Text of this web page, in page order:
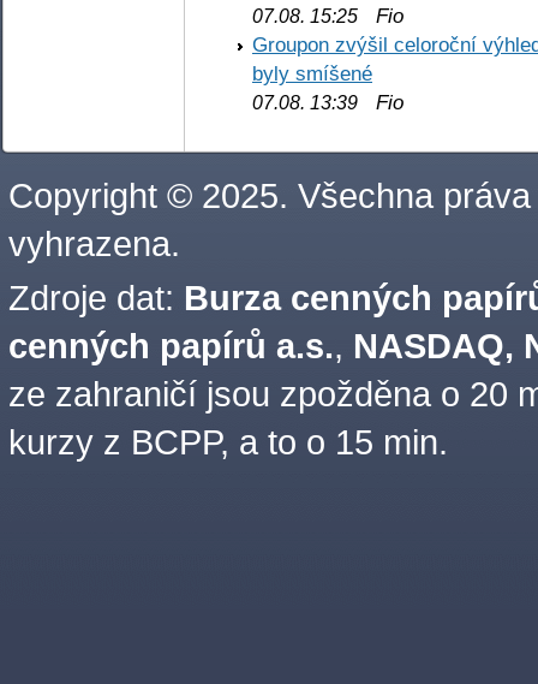
07.08. 15:25 Fio
Groupon zvýšil celoroční
byly smíšené
07.08. 13:39 Fio
Copyright © 2025. Všechna práva
vyhrazena.
Zdroje dat: Burza cenných
cenných papírů a.s., NASDAQ,
ze zahraničí jsou zpožděna o 20
kurzy z BCPP, a to o 15 min.